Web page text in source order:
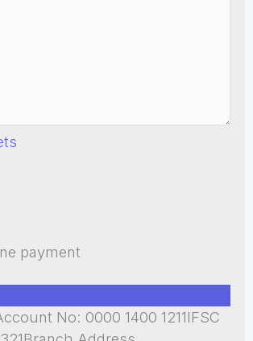
payment
No: 0000 1400 1211IFSC